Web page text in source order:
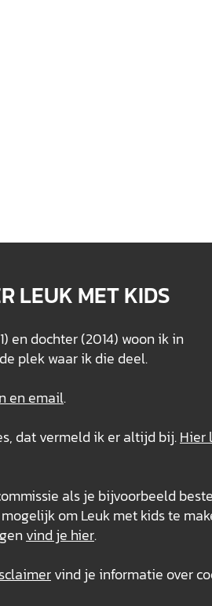
LEUK MET KIDS
en dochter (2014) woon ik in
plek waar ik die deel.
en email.
dat vermeld ik er altijd bij.Hier
als je bijvoorbeeld
om Leuk met kids te
vind je hier.
vind je informatie over